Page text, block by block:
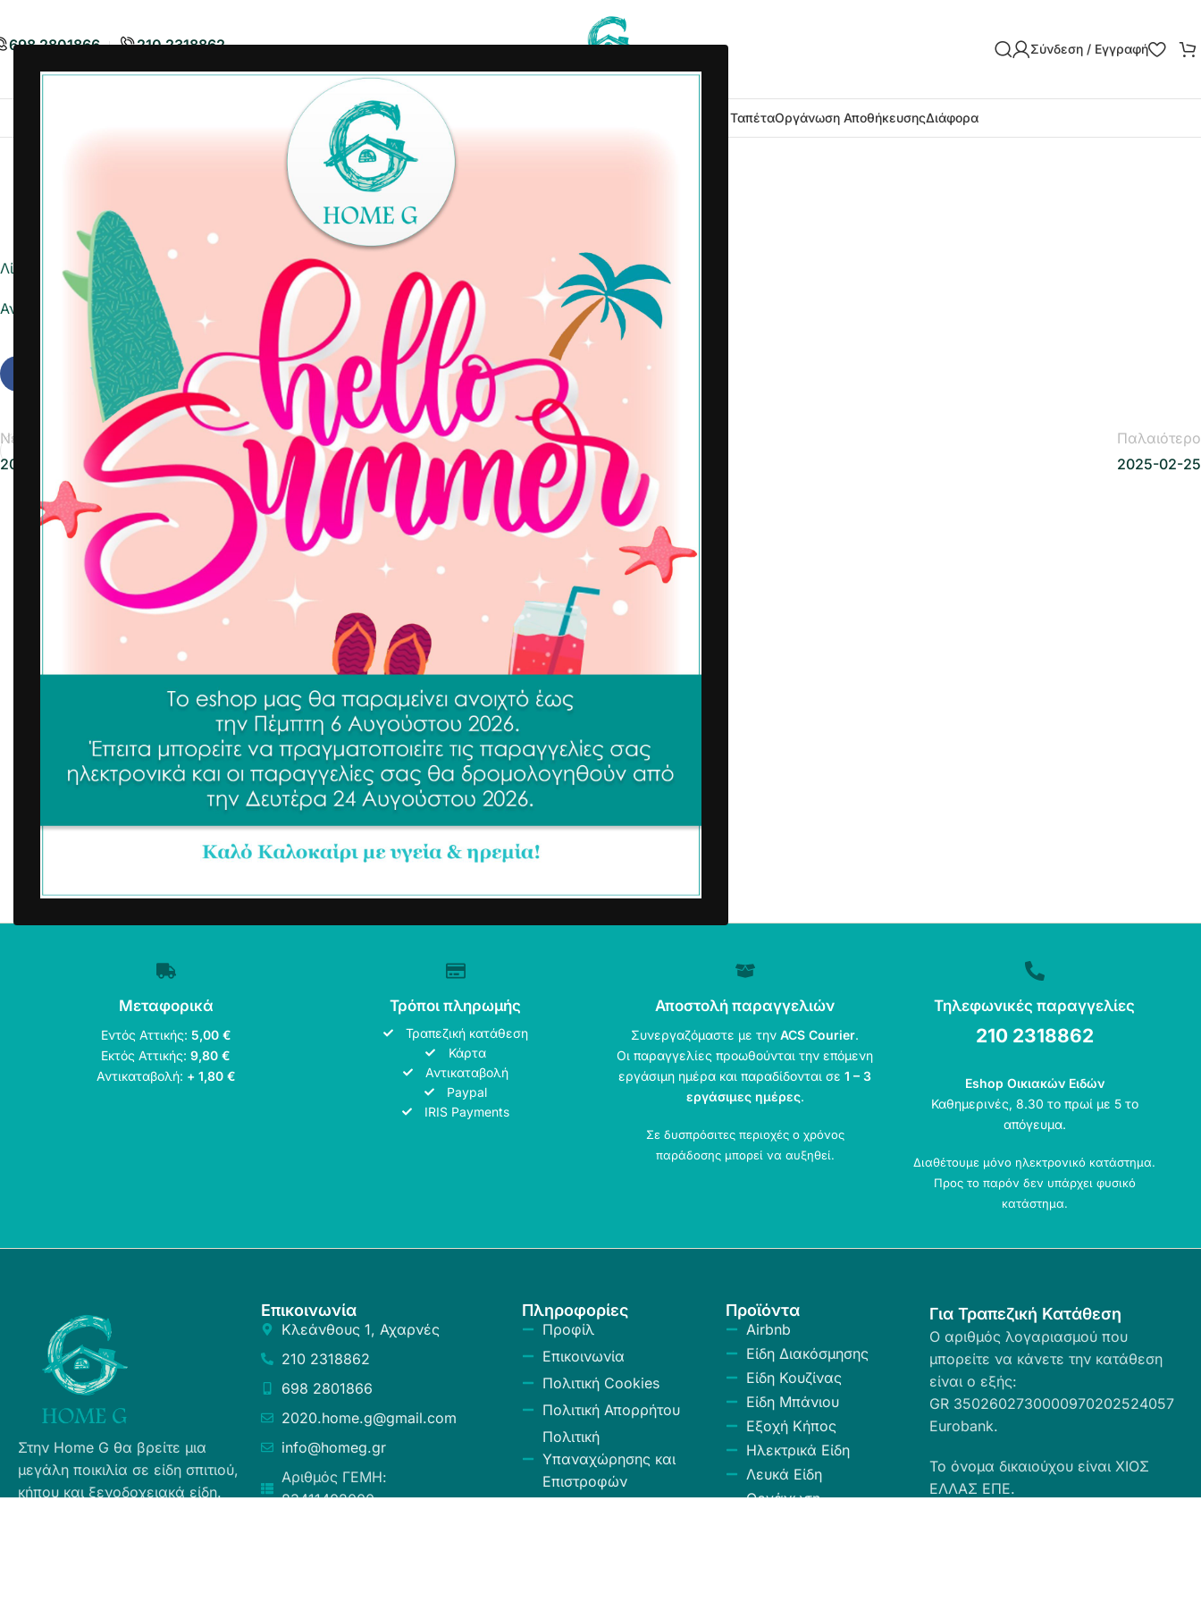
698 2801866 210 2318862 Σύνδεση / Εγγραφή
Είδη ΔιακόσμησηςΕίδη Κουζίνας Χαλιά – ΤαπέταΟργάνωση ΑποθήκευσηςΔιάφορα
Λίστα ημέρας
Αναφορά σε Excel
Νεότερα
2025-02-26
Παλαιότερο
2025-02-25
Μεταφορικά
Εντός Αττικής: 5,00 €
Εκτός Αττικής:9,80 €
Αντικαταβολή: + 1,80 €
Τρόποι πληρωμής
Τραπεζική κατάθεση
Κάρτα
Αντικαταβολή
Paypal
IRIS Payments
Αποστολή παραγγελιών
Συνεργαζόμαστε με τηνACS Courier.
Οι παραγγελίες προωθούνται την επόμενη
εργάσιμη ημέρα και παραδίδονται σε1 – 3
εργάσιμες ημέρες.
Σε δυσπρόσιτες περιοχές ο χρόνος
παράδοσης μπορεί να αυξηθεί.
Τηλεφωνικές παραγγελίες
210 2318862
Eshop Οικιακών Ειδών
Καθημερινές, 8.30 το πρωί με 5 το
απόγευμα.
Διαθέτουμε μόνο ηλεκτρονικό κατάστημα.
Προς το παρόν δεν υπάρχει φυσικό
κατάστημα.
Στην Home G θα βρείτε μια
μεγάλη ποικιλία σε είδη σπιτιού,
κήπου και ξενοδοχειακά είδη.
Επικοινωνία
Κλεάνθους 1, Αχαρνές
210 2318862
698 2801866
2020.home.g@gmail.com
info@homeg.gr
Αριθμός ΓΕΜΗ:
83411402000
Πληροφορίες
Προφίλ
Επικοινωνία
Πολιτική Cookies
Πολιτική Απορρήτου
Πολιτική
Υπαναχώρησης και
Επιστροφών
Προϊόντα
Airbnb
Είδη Διακόσμησης
Είδη Κουζίνας
Είδη Μπάνιου
Εξοχή Κήπος
Ηλεκτρικά Είδη
Λευκά Είδη
Οργάνωση
Για Τραπεζική Κατάθεση
Ο αριθμός λογαριασμού που
μπορείτε να κάνετε την κατάθεση
είναι ο εξής:
GR 3502602730000970202524057
Eurobank.
Το όνομα δικαιούχου είναι ΧΙΟΣ
ΕΛΛΑΣ ΕΠΕ.